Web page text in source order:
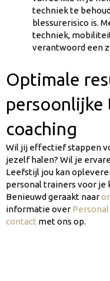
techniek te
blessurerisico is.
techniek,
verantwoord een
Optimale
persoonlijke
coaching
Wil jij effectief stappen
jezelf halen? Wil je
Leefstijl jou kan
personal trainers voor je
Benieuwd geraakt naar
informatie over
contact met ons op.